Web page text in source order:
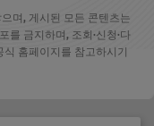
며, 게시된 모든 콘텐츠는
를 금지하며, 조회·신청·다
홈페이지를 참고하시기